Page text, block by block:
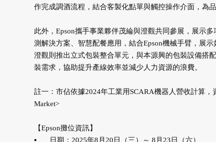
作完成調酒流程，結合客製化點單與觸控操作介面，為
此外，Epson攜手事業夥伴茂綸與澄觀共同參展，展示
測解決方案、智慧配餐應用，結合Epson機械手臂，展
澄觀則推出立式包裝整合單元，與本源興的包裝設備搭
裝需求，協助提升產線效率並減少人力資源的浪費。
註一：市佔依據2024年工業用SCARA機器人營收計算，
Market>
【Epson攤位資訊】
▪
日期：2025年8月20日（三）～ 8月23日（六）